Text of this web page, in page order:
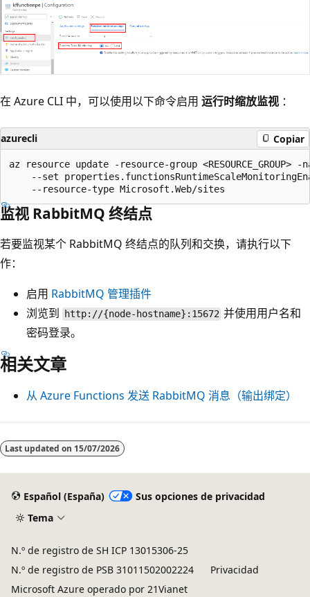
在 Azure CLI 中，可以使用以下命令启用 运行时缩放监视 ：
azurecli Copiar
az resource update -resource-group <RESOURCE_GROUP> -
--set
监视 RabbitMQ 终结点
若要监视某个 RabbitMQ 终结点的队列和交换，请执行以下
作：
启用 RabbitMQ 管理插件
浏览到
http://{node-hostname}:15672 并使用用户名和
密码登录。
相关文章
从 Azure Functions 发送 RabbitMQ 消息（输出绑定）
Last updated on 15/07/2026
Español (España)
Sus opciones de privacidad
Tema
N.º de registro de SH ICP 13015306-25
N.º de registro de PSB 31011502002224
Privacidad
Microsoft Azure operado por 21Vianet